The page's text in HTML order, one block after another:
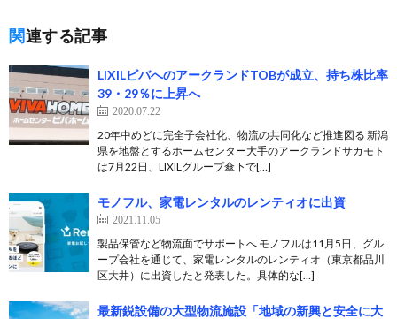
関連する記事
LIXILビバへのアークランドTOBが成立、持ち株比率
39・29％に上昇へ
2020.07.22
20年中めどに完全子会社化、物流の共同化など推進図る 新潟
県を地盤とするホームセンター大手のアークランドサカモト
は7月22日、LIXILグループ傘下で[…]
モノフル、家電レンタルのレンティオに出資
2021.11.05
製品保管など物流面でサポートへ モノフルは11月5日、グル
ープ会社を通じて、家電レンタルのレンティオ（東京都品川
区大井）に出資したと発表した。具体的な[…]
最新鋭設備の大型物流施設「地域の新興と安全に大